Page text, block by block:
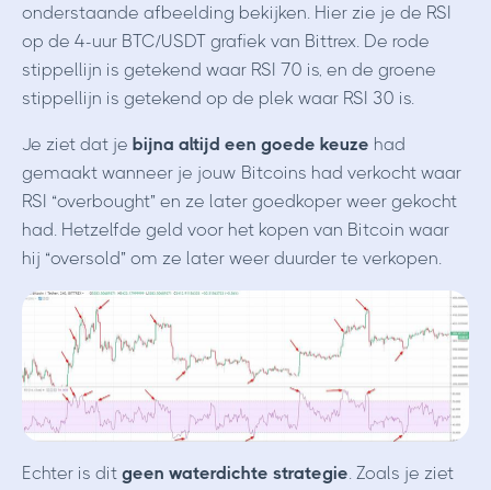
onderstaande afbeelding bekijken. Hier zie je de RSI
op de 4-uur BTC/USDT grafiek van Bittrex. De rode
stippellijn is getekend waar RSI 70 is, en de groene
stippellijn is getekend op de plek waar RSI 30 is.
Je ziet dat je bijna altijd een goede keuze had
gemaakt wanneer je jouw Bitcoins had verkocht waar
RSI “overbought” en ze later goedkoper weer gekocht
had. Hetzelfde geld voor het kopen van Bitcoin waar
hij “oversold” om ze later weer duurder te verkopen.
Echter is dit geen waterdichte strategie. Zoals je ziet